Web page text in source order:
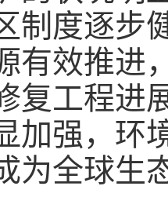
制度逐步
有效推进
复工程进
加强，环
为全球生